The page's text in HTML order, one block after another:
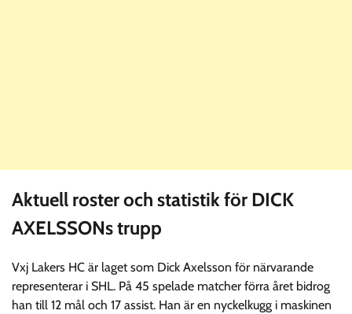
Aktuell roster och statistik för DICK
AXELSSONs trupp
Vxj Lakers HC är laget som Dick Axelsson för närvarande
representerar i SHL. På 45 spelade matcher förra året bidrog
han till 12 mål och 17 assist. Han är en nyckelkugg i maskinen